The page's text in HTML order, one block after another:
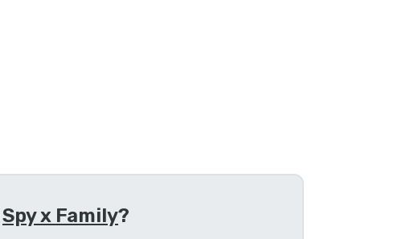
Spy x Family?